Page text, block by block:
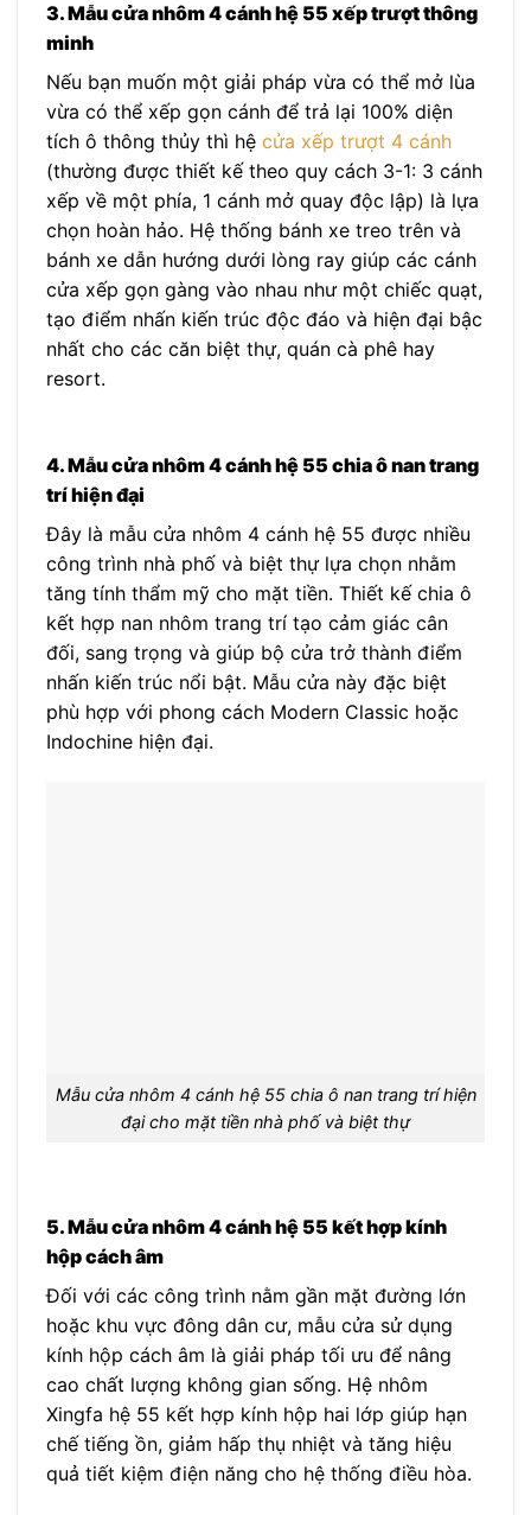
3. Mẫu cửa nhôm 4 cánh hệ 55 xếp trượt thông
minh
Nếu bạn muốn một giải pháp vừa có thể mở lùa
vừa có thể xếp gọn cánh để trả lại 100% diện
tích ô thông thủy thì hệ cửa xếp trượt 4 cánh
(thường được thiết kế theo quy cách 3-1: 3 cánh
xếp về một phía, 1 cánh mở quay độc lập) là lựa
chọn hoàn hảo. Hệ thống bánh xe treo trên và
bánh xe dẫn hướng dưới lòng ray giúp các cánh
cửa xếp gọn gàng vào nhau như một chiếc quạt,
tạo điểm nhấn kiến trúc độc đáo và hiện đại bậc
nhất cho các căn biệt thự, quán cà phê hay
resort.
4. Mẫu cửa nhôm 4 cánh hệ 55 chia ô nan trang
trí hiện đại
Đây là mẫu cửa nhôm 4 cánh hệ 55 được nhiều
công trình nhà phố và biệt thự lựa chọn nhằm
tăng tính thẩm mỹ cho mặt tiền. Thiết kế chia ô
kết hợp nan nhôm trang trí tạo cảm giác cân
đối, sang trọng và giúp bộ cửa trở thành điểm
nhấn kiến trúc nổi bật. Mẫu cửa này đặc biệt
phù hợp với phong cách Modern Classic hoặc
Indochine hiện đại.
Mẫu cửa nhôm 4 cánh hệ 55 chia ô nan trang trí hiện
đại cho mặt tiền nhà phố và biệt thự
5. Mẫu cửa nhôm 4 cánh hệ 55 kết hợp kính
hộp cách âm
Đối với các công trình nằm gần mặt đường lớn
hoặc khu vực đông dân cư, mẫu cửa sử dụng
kính hộp cách âm là giải pháp tối ưu để nâng
cao chất lượng không gian sống. Hệ nhôm
Xingfa hệ 55 kết hợp kính hộp hai lớp giúp hạn
chế tiếng ồn, giảm hấp thụ nhiệt và tăng hiệu
quả tiết kiệm điện năng cho hệ thống điều hòa.